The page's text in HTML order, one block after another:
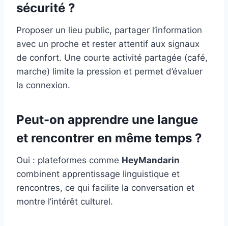
sécurité ?
Proposer un lieu public, partager l’information
avec un proche et rester attentif aux signaux
de confort. Une courte activité partagée (café,
marche) limite la pression et permet d’évaluer
la connexion.
Peut-on apprendre une langue
et rencontrer en même temps ?
Oui : plateformes comme HeyMandarin
combinent apprentissage linguistique et
rencontres, ce qui facilite la conversation et
montre l’intérêt culturel.